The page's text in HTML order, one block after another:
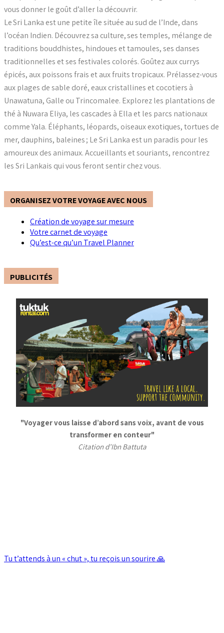
vous donner le goût d’aller la découvrir.
Le Sri Lanka est une petite île située au sud de l’Inde, dans
l’océan Indien. Découvrez sa culture, ses temples, mélange de
traditions bouddhistes, hindoues et tamoules, ses danses
traditionnelles et ses festivales colorés. Goûtez aux currys
épicés, aux poissons frais et aux fruits tropicaux. Prélassez-vous
aux plages de sable doré, eaux cristallines et cocotiers à
Unawatuna, Galle ou Trincomalee. Explorez les plantations de
thé à Nuwara Eliya, les cascades à Ella et les parcs nationaux
comme Yala. Éléphants, léopards, oiseaux exotiques, tortues de
mer, dauphins, baleines ; Le Sri Lanka est un paradis pour les
amoureux des animaux. Accueillants et souriants, rencontrez
les Sri Lankais qui vous feront sentir chez vous.
ORGANISEZ VOTRE VOYAGE AVEC NOUS
Création de voyage sur mesure
Votre carnet de voyage
Qu’est-ce qu’un Travel Planner
PUBLICITÉS
"Voyager vous laisse d’abord sans voix, avant de vous
transformer en conteur"
Citation d’Ibn Battuta
Tu t’attends à un « chut », tu reçois un sourire 🙏